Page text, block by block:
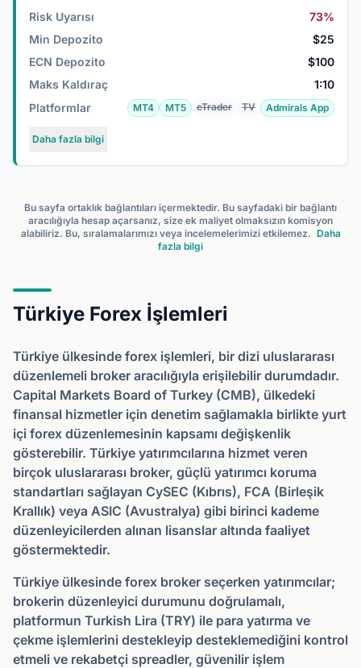
Risk Uyarısı
73%
Min Depozito
$25
ECN Depozito
$100
Maks Kaldıraç
1:10
Platformlar
MT4 MT5 cTrader TV Admirals App
Daha fazla bilgi
Bu sayfa ortaklık bağlantıları içermektedir. Bu sayfadaki bir bağlantı
aracılığıyla hesap açarsanız, size ek maliyet olmaksızın komisyon
alabiliriz. Bu, sıralamalarımızı veya incelemelerimizi etkilemez. Daha
fazla bilgi
Türkiye Forex İşlemleri
Türkiye ülkesinde forex işlemleri, bir dizi uluslararası
düzenlemeli broker aracılığıyla erişilebilir durumdadır.
Capital Markets Board of Turkey (CMB), ülkedeki
finansal hizmetler için denetim sağlamakla birlikte yurt
içi forex düzenlemesinin kapsamı değişkenlik
gösterebilir. Türkiye yatırımcılarına hizmet veren
birçok uluslararası broker, güçlü yatırımcı koruma
standartları sağlayan CySEC (Kıbrıs), FCA (Birleşik
Krallık) veya ASIC (Avustralya) gibi birinci kademe
düzenleyicilerden alınan lisanslar altında faaliyet
göstermektedir.
Türkiye ülkesinde forex broker seçerken yatırımcılar;
brokerin düzenleyici durumunu doğrulamalı,
platformun Turkish Lira (TRY) ile para yatırma ve
çekme işlemlerini destekleyip desteklemediğini kontrol
etmeli ve rekabetçi spreadler, güvenilir işlem